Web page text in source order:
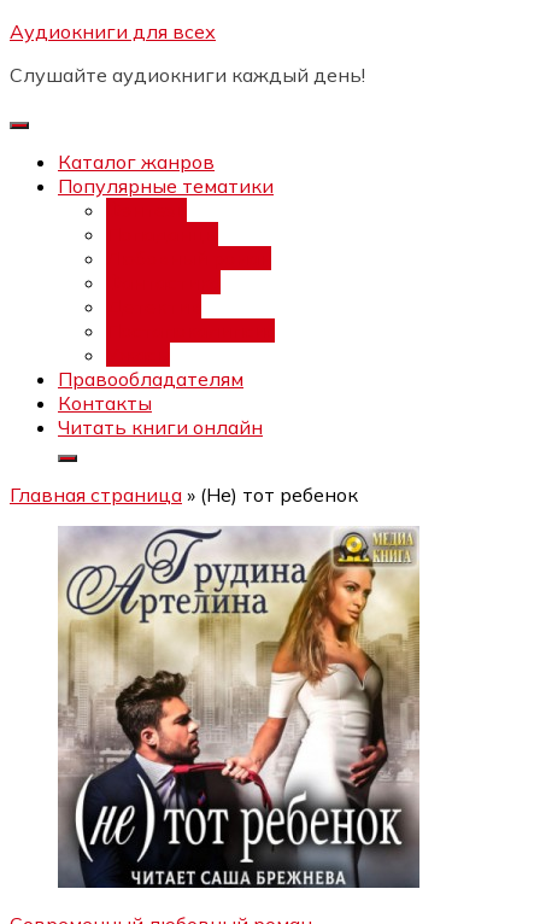
Перейти
содержимому
Аудиокниги для всех
Слушайте аудиокниги каждый день!
Каталог жанров
Популярные тематики
Правообладателям
Контакты
Читать книги онлайн
Главная страница » (Не) тот ребенок
Бесплатный интенсив:
каналов"